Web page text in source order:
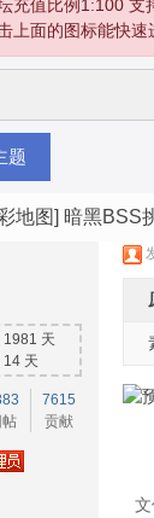
充值比例1:100 支
上面的图标能快
题
地图] 暗黑BSS
1981 天
14 天
帖
7615
贡献